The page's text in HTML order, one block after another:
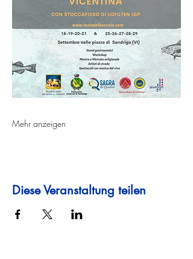
Mehr anzeigen
Diese Veranstaltung teilen